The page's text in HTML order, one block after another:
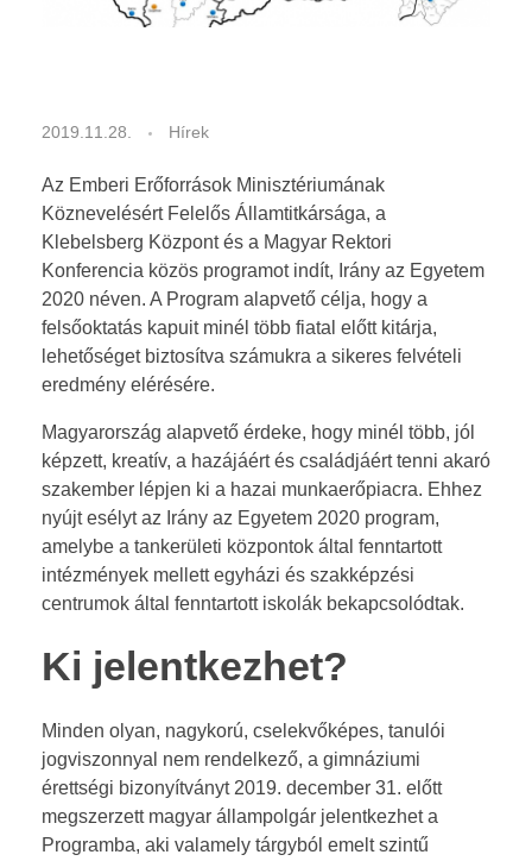
2019-2020
I
r
á
n
y
a
z
E
g
y
e
t
e
m
2
2019.11.28. Hírek
Az Emberi Erőforrások Minisztériumának
Köznevelésért Felelős Államtitkársága, a
Klebelsberg Központ és a Magyar Rektori
Konferencia közös programot indít, Irány az Egyetem
2020 néven. A Program alapvető célja, hogy a
felsőoktatás kapuit minél több fiatal előtt kitárja,
lehetőséget biztosítva számukra a sikeres felvételi
eredmény elérésére.
Magyarország alapvető érdeke, hogy minél több, jól
képzett, kreatív, a hazájáért és családjáért tenni akaró
szakember lépjen ki a hazai munkaerőpiacra. Ehhez
nyújt esélyt az Irány az Egyetem 2020 program,
amelybe a tankerületi központok által fenntartott
intézmények mellett egyházi és szakképzési
centrumok által fenntartott iskolák bekapcsolódtak.
Ki jelentkezhet?
Minden olyan, nagykorú, cselekvőképes, tanulói
jogviszonnyal nem rendelkező, a gimnáziumi
érettségi bizonyítványt 2019. december 31. előtt
megszerzett magyar állampolgár jelentkezhet a
Programba, aki valamely tárgyból emelt szintű